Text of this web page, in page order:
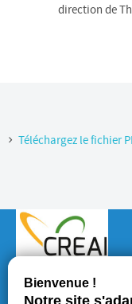
direction de
Téléchargez le fichier